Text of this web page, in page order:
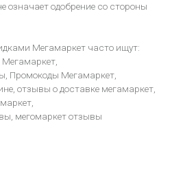
означает одобрение со стороны
Мегамаркет часто ищут:
Промокоды Мегамаркет,
отзывы о доставке мегамаркет,
мегомаркет отзывы